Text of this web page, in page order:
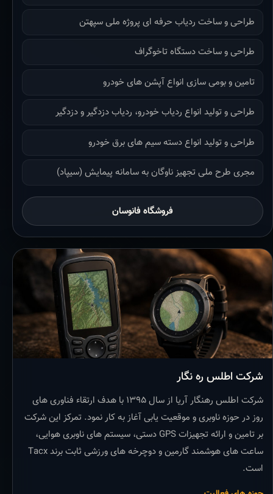
طراحی و ساخت ردیاب حرفه ای پروژه ملی سپهتن
طراحی و ساخت دستگاه تاخوگراف
تامین و بومی سازی انواع آپشن های خودرو
طراحی و تولید انواع ردیاب خودرو، ردیاب دزدگیر و دزدگیر
طراحی و تولید انواع دسته سیم های برق خودرو
مجری طرح ملی تجهیز ناوگان به سامانه پیمایش (سیپاد)
فروشگاه فانوسان
شرکت اطلس ره نگار
شرکت اطلس رهنگار آریا از سال ۱۳۹۵ با هدف ارتقاء فناوری های
روز در حوزه ناوبری و موقعیت یابی آغاز به کار نمود. تمرکز این شرکت
بر تامین و ارائه تجهیزات GPS دستی، سیستم های ناوبری هوایی،
ساعت های هوشمند گارمین و دوچرخه های ورزشی ثابت برند Tacx
است.